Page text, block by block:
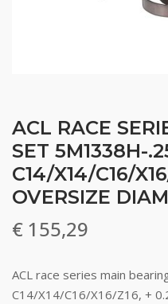
ACL RACE
SET 5M1338H-
C14/X14/C16/
OVERSIZE
€ 155,29
ACL race series main
C14/X14/C16/X16/Z16, +